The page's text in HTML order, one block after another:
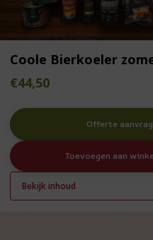
Coole Bierkoeler
€44,50
Offerte
Toevoegen aan
Bekijk inhoud